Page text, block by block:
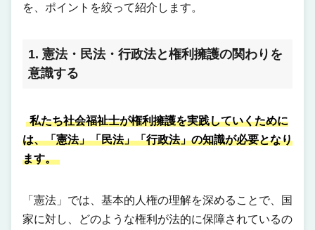
を、ポイントを絞って紹介します。
1. 憲法・民法・行政法と権利擁護の関わりを
意識する
私たち社会福祉士が権利擁護を実践していくために
は、「憲法」「民法」「行政法」の知識が必要となり
ます。
「憲法」では、基本的人権の理解を深めることで、国
家に対し、どのような権利が法的に保障されているの